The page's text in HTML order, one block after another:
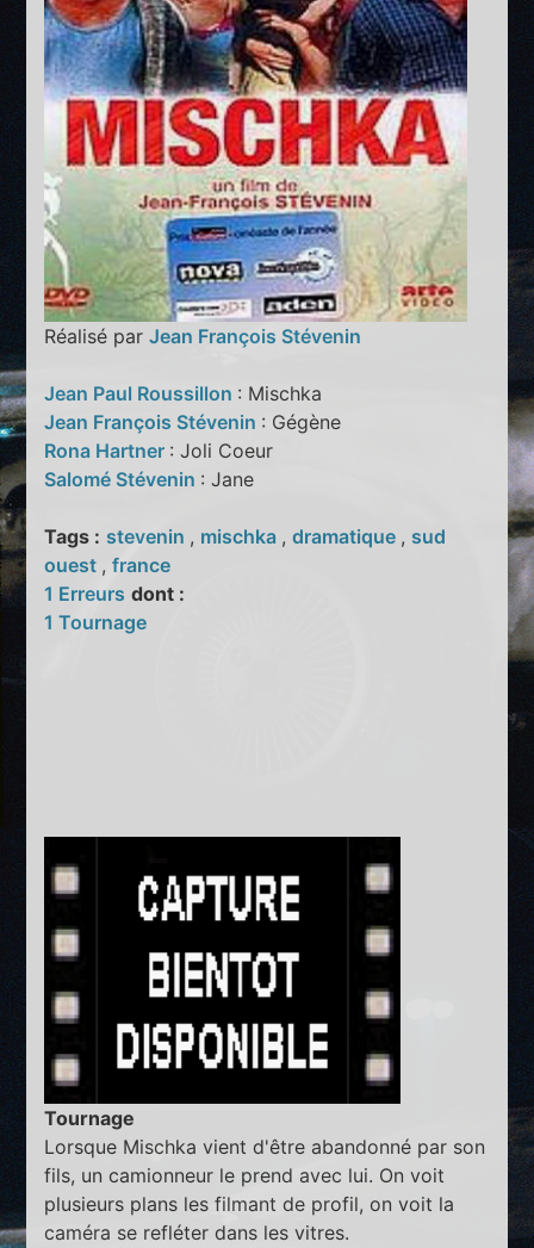
Réalisé parJean François Stévenin
Jean Paul Roussillon : Mischka
Jean François Stévenin : Gégène
Rona Hartner : Joli Coeur
Salomé Stévenin : Jane
Tags : stevenin , mischka ,dramatique , sud
ouest ,france
1 Erreurs dont :
1 Tournage
Tournage
Lorsque Mischka vient d'être abandonné par son
fils, un camionneur le prend avec lui. On voit
plusieurs plans les filmant de profil, on voit la
caméra se refléter dans les vitres.